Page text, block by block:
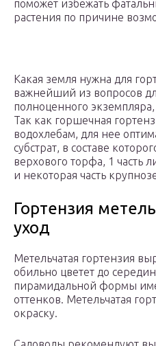
поможет избежать
растения по причине
Какая земля нужна для
важнейший из вопросов
полноценного
Так как горшечная
водохлебам, для нее
субстрат, в составе
верхового торфа, 1 часть
и некоторая часть
Гортензия
уход
Метельчатая гортензия
обильно цветет до
пирамидальной формы
оттенков. Метельчатая
окраску.